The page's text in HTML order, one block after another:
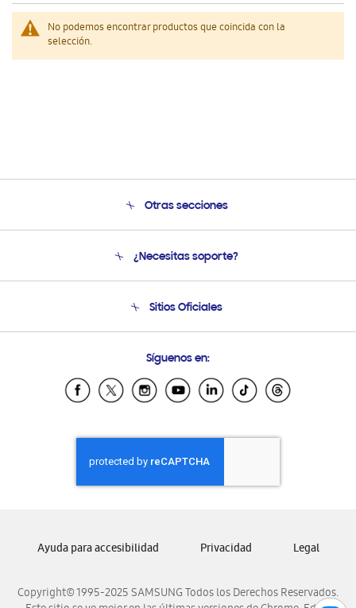
No podemos encontrar productos que coincida con la
selección.
Otras secciones
Soporte
Condiciones de Compra
¿Necesitas soporte?
Soporte vía eMail
Sitios Oficiales
Samsung Ecuador
Samsung El Salvador
Samsung Honduras
Samsung Nicaragua
Samsung Panamá
Samsung Venezuela
Síguenos en:
Copyright© 1995-2025 SAMSUNG Todos los Derechos Reservados.
Ayuda para accesibilidad Privacidad Legal